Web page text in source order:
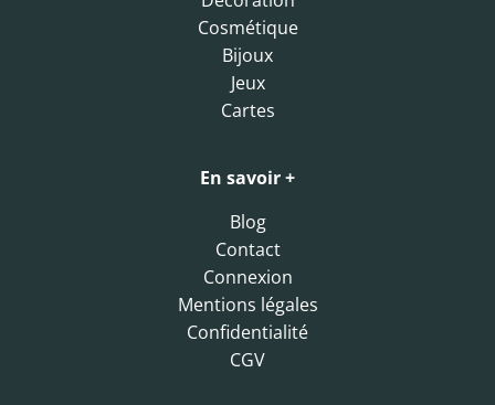
Cosmétique
Bijoux
Jeux
Cartes
En savoir +
Blog
Contact
Connexion
Mentions légales
Confidentialité
CGV